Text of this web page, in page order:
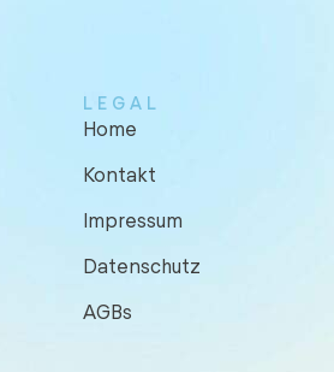
LEGAL
Home
Kontakt
Impressum
Datenschutz
AGBs